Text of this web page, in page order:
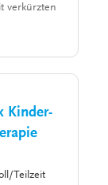
verkürzten
Kinder-
Teilzeit